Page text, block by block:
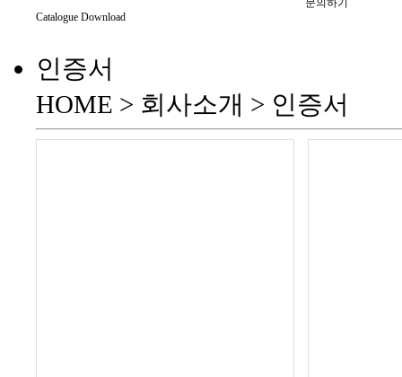
문의하기
Catalogue Download
인증서
HOME > 회사소개 > 인증서